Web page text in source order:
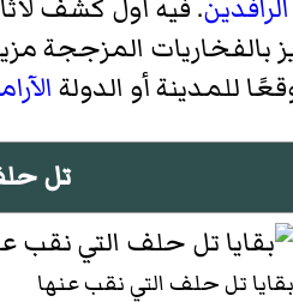
. فيه أول كشف
بالفخاريات المزججة
للمدينة أو الدولة
تل
بقايا تل حلف التي نقب عنها